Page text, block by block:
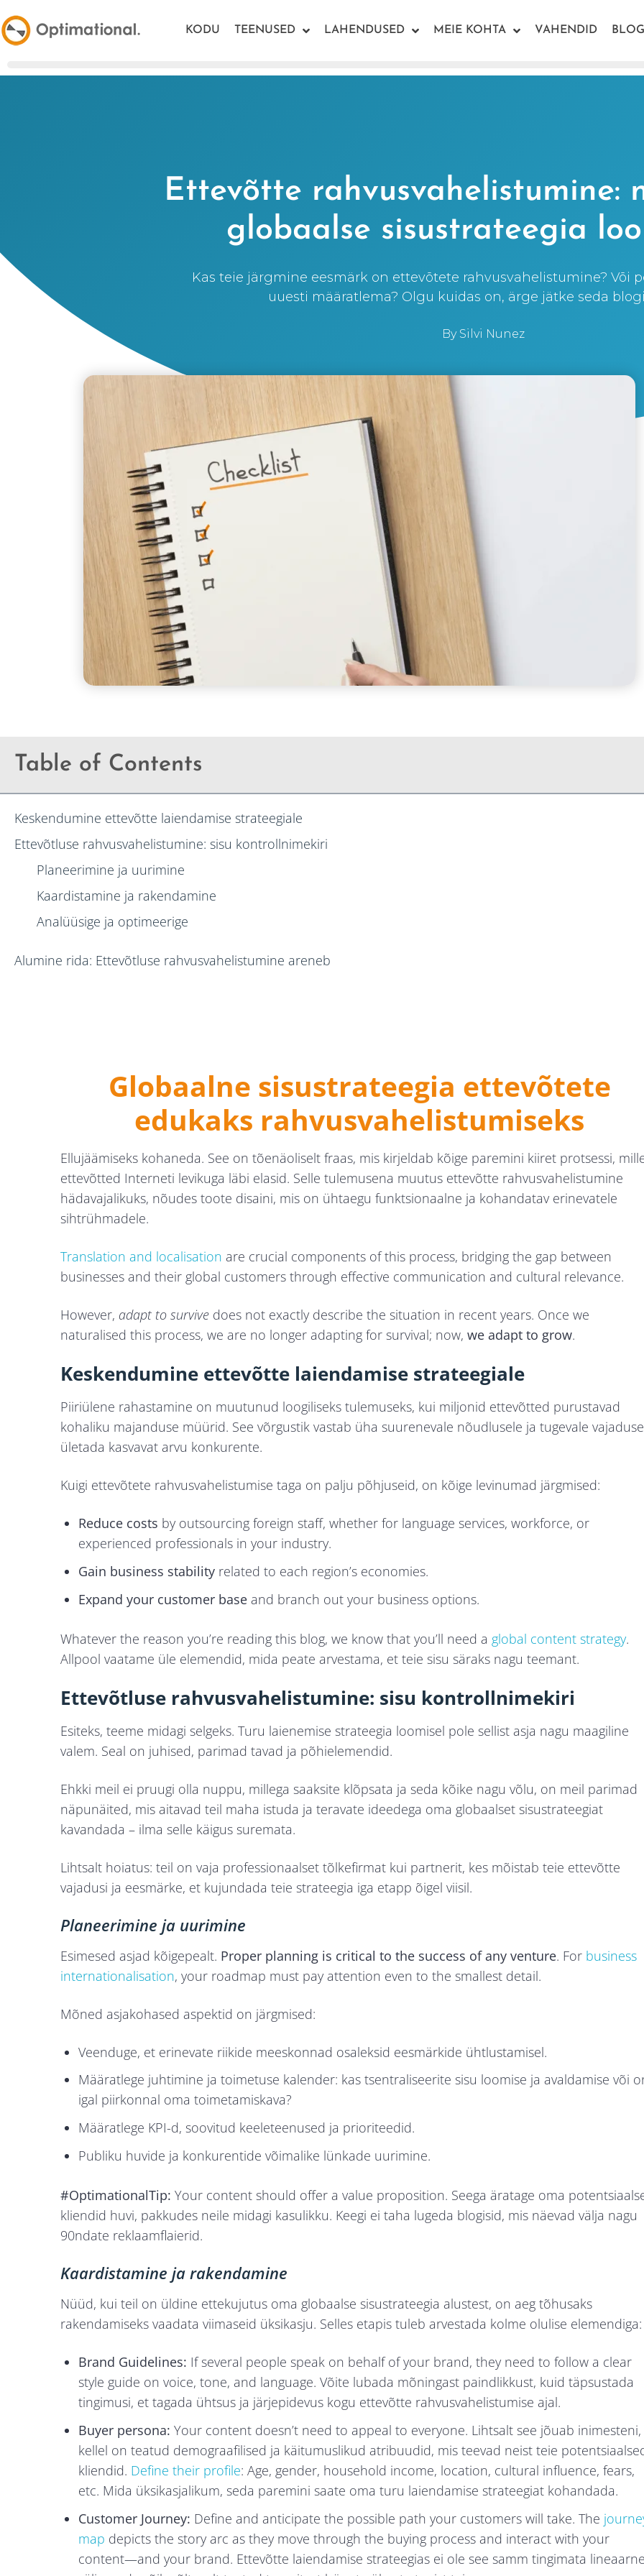
KODU TEENUSED LAHENDUSED MEIE KOHTA VAHENDID
Ettevõtte rahvusvahelistumine:
globaalse sisustrateegia
Kas teie järgmine eesmärk on ettevõtete rahvusvahelistumine? Või
uuesti määratlema? Olgu kuidas on, ärge jätke seda
BySilvi Nunez
Table of Contents
Keskendumine ettevõtte laiendamise strateegiale
Ettevõtluse rahvusvahelistumine: sisu kontrollnimekiri
Planeerimine ja uurimine
Kaardistamine ja rakendamine
Analüüsige ja optimeerige
Alumine rida: Ettevõtluse rahvusvahelistumine areneb
Globaalne sisustrateegia ettevõtete
edukaks rahvusvahelistumiseks
Ellujäämiseks kohaneda. See on tõenäoliselt fraas, mis kirjeldab kõige paremini kiiret protsessi,
ettevõtted Interneti levikuga läbi elasid. Selle tulemusena muutus ettevõtte rahvusvahelistumine
hädavajalikuks, nõudes toote disaini, mis on ühtaegu funktsionaalne ja kohandatav erinevatele
sihtrühmadele.
Translation and localisation are crucial components of this process, bridging the gap between
businesses and their global customers through effective communication and cultural relevance.
However, adapt to survive does not exactly describe the situation in recent years. Once we
naturalised this process, we are no longer adapting for survival; now, we adapt to grow.
Keskendumine ettevõtte laiendamise strateegiale
Piiriülene rahastamine on muutunud loogiliseks tulemuseks, kui miljonid ettevõtted purustavad
kohaliku majanduse müürid. See võrgustik vastab üha suurenevale nõudlusele ja tugevale
ületada kasvavat arvu konkurente.
Kuigi ettevõtete rahvusvahelistumise taga on palju põhjuseid, on kõige levinumad järgmised:
Reduce costs by outsourcing foreign staff, whether for language services, workforce, or
experienced professionals in your industry.
Gain business stability related to each region’s economies.
Expand your customer base and branch out your business options.
Whatever the reason you’re reading this blog, we know that you’ll need a global content strategy.
Allpool vaatame üle elemendid, mida peate arvestama, et teie sisu säraks nagu teemant.
Ettevõtluse rahvusvahelistumine: sisu kontrollnimekiri
Esiteks, teeme midagi selgeks. Turu laienemise strateegia loomisel pole sellist asja nagu maagiline
valem. Seal on juhised, parimad tavad ja põhielemendid.
Ehkki meil ei pruugi olla nuppu, millega saaksite klõpsata ja seda kõike nagu võlu, on meil parimad
näpunäited, mis aitavad teil maha istuda ja teravate ideedega oma globaalset sisustrateegiat
kavandada – ilma selle käigus suremata.
Lihtsalt hoiatus: teil on vaja professionaalset tõlkefirmat kui partnerit, kes mõistab teie ettevõtte
vajadusi ja eesmärke, et kujundada teie strateegia iga etapp õigel viisil.
Planeerimine ja uurimine
Esimesed asjad kõigepealt. Proper planning is critical to the success of any venture. For business
internationalisation, your roadmap must pay attention even to the smallest detail.
Mõned asjakohased aspektid on järgmised:
Veenduge, et erinevate riikide meeskonnad osaleksid eesmärkide ühtlustamisel.
Määratlege juhtimine ja toimetuse kalender: kas tsentraliseerite sisu loomise ja avaldamise või
igal piirkonnal oma toimetamiskava?
Määratlege KPI-d, soovitud keeleteenused ja prioriteedid.
Publiku huvide ja konkurentide võimalike lünkade uurimine.
#OptimationalTip: Your content should offer a value proposition. Seega äratage oma
kliendid huvi, pakkudes neile midagi kasulikku. Keegi ei taha lugeda blogisid, mis näevad välja nagu
90ndate reklaamflaierid.
Kaardistamine ja rakendamine
Nüüd, kui teil on üldine ettekujutus oma globaalse sisustrateegia alustest, on aeg tõhusaks
rakendamiseks vaadata viimaseid üksikasju. Selles etapis tuleb arvestada kolme olulise elemendiga:
Brand Guidelines: If several people speak on behalf of your brand, they need to follow a clear
style guide on voice, tone, and language. Võite lubada mõningast paindlikkust, kuid täpsustada
tingimusi, et tagada ühtsus ja järjepidevus kogu ettevõtte rahvusvahelistumise ajal.
Buyer persona: Your content doesn’t need to appeal to everyone. Lihtsalt see jõuab inimesteni,
kellel on teatud demograafilised ja käitumuslikud atribuudid, mis teevad neist teie
kliendid. Define their profile: Age, gender, household income, location, cultural influence, fears,
etc. Mida üksikasjalikum, seda paremini saate oma turu laiendamise strateegiat kohandada.
Customer Journey: Define and anticipate the possible path your customers will take. The
map depicts the story arc as they move through the buying process and interact with your
content—and your brand. Ettevõtte laiendamise strateegias ei ole see samm tingimata